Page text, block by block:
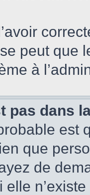
peut que
à
pas dans
est
que
de
elle